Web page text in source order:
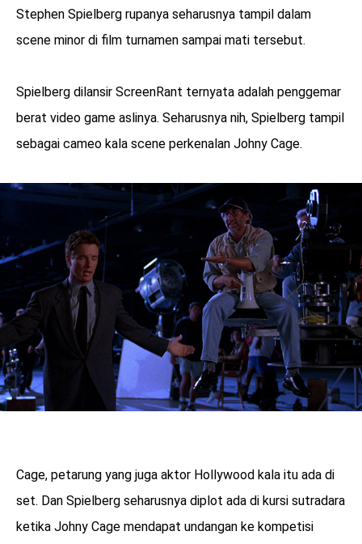
Stephen Spielberg rupanya seharusnya tampil dalam
scene minor di film turnamen sampai mati tersebut.
Spielberg dilansir ScreenRant ternyata adalah penggemar
berat video game aslinya. Seharusnya nih, Spielberg tampil
sebagai cameo kala scene perkenalan Johny Cage.
Cage, petarung yang juga aktor Hollywood kala itu ada di
set. Dan Spielberg seharusnya diplot ada di kursi sutradara
ketika Johny Cage mendapat undangan ke kompetisi